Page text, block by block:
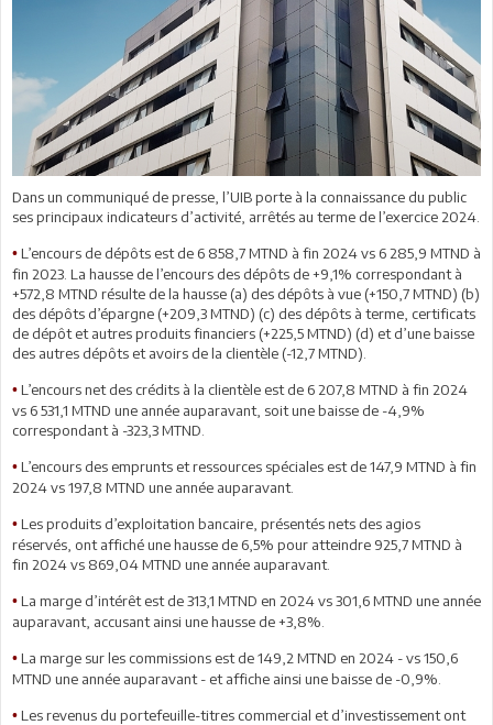
Dans un communiqué de presse, l’UIB porte à la connaissance du public
ses principaux indicateurs d’activité, arrêtés au terme de l’exercice 2024.
• L’encours de dépôts est de 6 858,7 MTND à fin 2024 vs 6 285,9 MTND à
fin 2023. La hausse de l’encours des dépôts de +9,1% correspondant à
+572,8 MTND résulte de la hausse (a) des dépôts à vue (+150,7 MTND) (b)
des dépôts d’épargne (+209,3 MTND) (c) des dépôts à terme, certificats
de dépôt et autres produits financiers (+225,5 MTND) (d) et d’une baisse
des autres dépôts et avoirs de la clientèle (-12,7 MTND).
• L’encours net des crédits à la clientèle est de 6 207,8 MTND à fin 2024
vs 6 531,1 MTND une année auparavant, soit une baisse de -4,9%
correspondant à -323,3 MTND.
• L’encours des emprunts et ressources spéciales est de 147,9 MTND à fin
2024 vs 197,8 MTND une année auparavant.
• Les produits d’exploitation bancaire, présentés nets des agios
réservés, ont affiché une hausse de 6,5% pour atteindre 925,7 MTND à
fin 2024 vs 869,04 MTND une année auparavant.
• La marge d’intérêt est de 313,1 MTND en 2024 vs 301,6 MTND une année
auparavant, accusant ainsi une hausse de +3,8%.
• La marge sur les commissions est de 149,2 MTND en 2024 - vs 150,6
MTND une année auparavant - et affiche ainsi une baisse de -0,9%.
• Les revenus du portefeuille-titres commercial et d’investissement ont